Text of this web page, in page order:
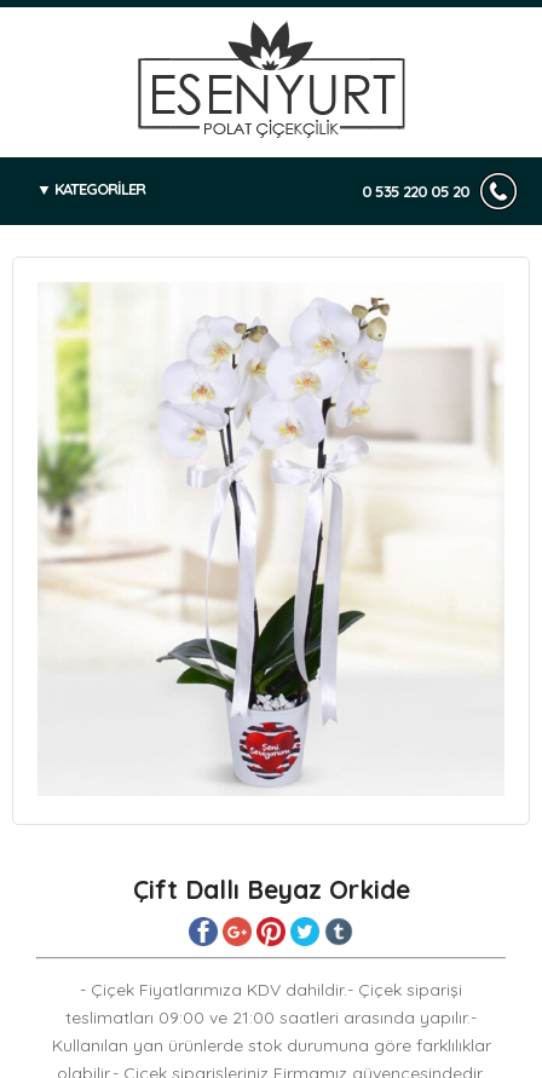
KATEGORİLER 0 535 220 05 20
Çift Dallı Beyaz Orkide
- Çiçek Fiyatlarımıza KDV dahildir.- Çiçek siparişi
teslimatları 09:00 ve 21:00 saatleri arasında yapılır.-
Kullanılan yan ürünlerde stok durumuna göre farklılıklar